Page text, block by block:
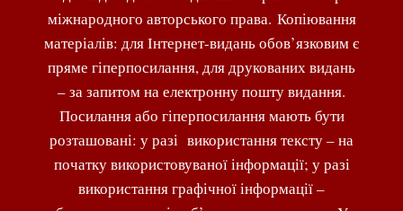
міжнародного авторського права. Копіювання
матеріалів: для Інтернет-видань обов’язковим є
пряме гіперпосилання, для друкованих видань
– за запитом на електронну пошту видання.
Посилання або гіперпосилання мають бути
розташовані: у разі використання тексту – на
початку використовуваної інформації; у разі
використання графічної інформації –